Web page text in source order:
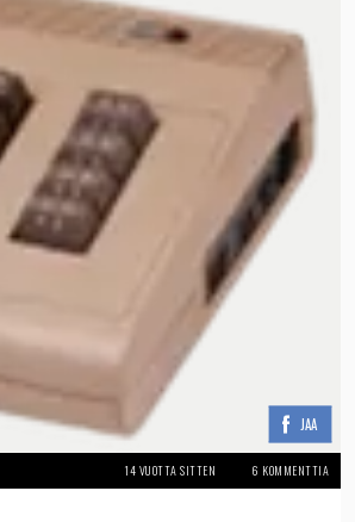
JAA
14 VUOTTA SITTEN 6 KOMMENTTIA